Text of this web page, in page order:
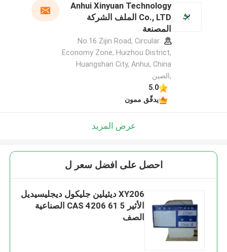
Anhui Xinyuan Technology
Co., LTD الملف الشركة
المصنعة
No.16 Zijin Road, Circular
Economy Zone, Huizhou District,
Huangshan City, Anhui, China
,الصين
5.0
يدقّق ممون
عرض المزيد
احصل على افضل سعر ل
XY206 ديثيلين جليكول ديجليسيديل
الأثير CAS 4206 61 5 الصناعية
الصف